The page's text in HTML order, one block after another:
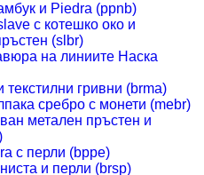
и Piedra (ppnb)
с котешко око и
(slbr)
на линиите Наска
текстилни гривни (brma)
сребро с монети (mebr)
метален пръстен и
с перли (bppe)
и перли (brsp)